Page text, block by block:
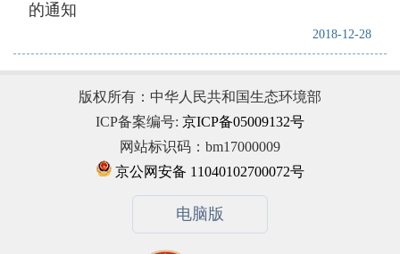
2018-12-28
的通知
版权所有：中华人民共和国生态环境部
ICP备案编号: 京ICP备05009132号
网站标识码：bm17000009
京公网安备 11040102700072号
电脑版